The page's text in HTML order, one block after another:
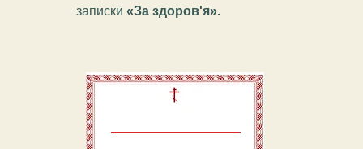
записки «За здоров'я».